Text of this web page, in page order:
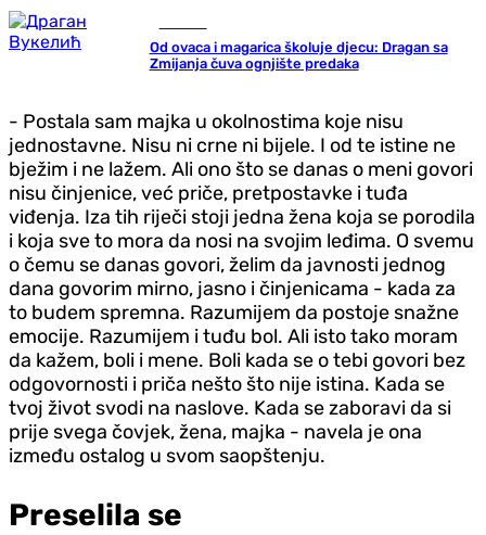
Od ovaca i magarica školuje djecu: Dragan sa
Zmijanja čuva ognjište predaka
- Postala sam majka u okolnostima koje nisu
jednostavne. Nisu ni crne ni bijele. I od te istine ne
bježim i ne lažem. Ali ono što se danas o meni govori
nisu činjenice, već priče, pretpostavke i tuđa
viđenja. Iza tih riječi stoji jedna žena koja se porodila
i koja sve to mora da nosi na svojim leđima. O svemu
o čemu se danas govori, želim da javnosti jednog
dana govorim mirno, jasno i činjenicama - kada za
to budem spremna. Razumijem da postoje snažne
emocije. Razumijem i tuđu bol. Ali isto tako moram
da kažem, boli i mene. Boli kada se o tebi govori bez
odgovornosti i priča nešto što nije istina. Kada se
tvoj život svodi na naslove. Kada se zaboravi da si
prije svega čovjek, žena, majka - navela je ona
između ostalog u svom saopštenju.
Preselila se